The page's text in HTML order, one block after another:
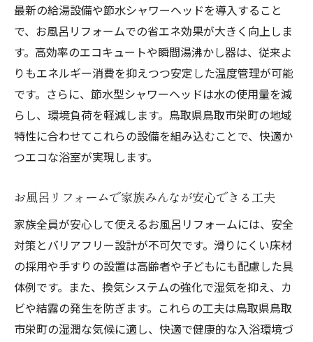
お風呂リフォーム費用を抑えるコツと補助
金活用
補助金申請に強いお風呂リフォームの方法
お風呂リフォーム費用対効果を高めるポイ
ント
理想の浴室はエコ視点から始まるリフォーム
お風呂リフォームで叶える理想の浴室像と
エコ視点で考えるお風呂リフォームの始め
方
理想を形にするお風呂リフォームのポイン
ト
お風呂リフォームで快適とエコを両立する
方法
自分に合ったお風呂リフォームプランの立
最新の給湯設備や節水シャワーヘッドを導入すること
で、お風呂リフォームでの省エネ効果が大きく向上しま
す。高効率のエコキュートや瞬間湯沸かし器は、従来よ
りもエネルギー消費を抑えつつ安定した温度管理が可能
です。さらに、節水型シャワーヘッドは水の使用量を減
らし、環境負荷を軽減します。鳥取県鳥取市栄町の地域
特性に合わせてこれらの設備を組み込むことで、快適か
つエコな浴室が実現します。
お風呂リフォームで家族みんなが安心できる工夫
家族全員が安心して使えるお風呂リフォームには、安全
対策とバリアフリー設計が不可欠です。滑りにくい床材
の採用や手すりの設置は高齢者や子どもにも配慮した具
体例です。また、換気システムの強化で湿気を抑え、カ
ビや結露の発生を防ぎます。これらの工夫は鳥取県鳥取
市栄町の湿潤な気候に適し、快適で健康的な入浴環境づ